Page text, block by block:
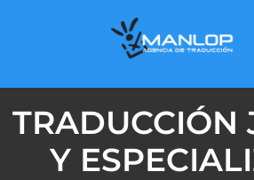
TRADUCCIÓN
Y